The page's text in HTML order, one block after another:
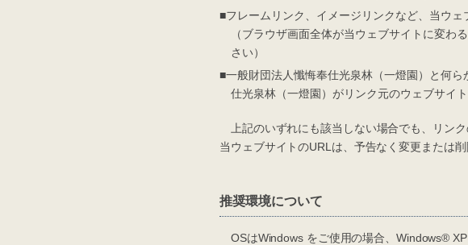
■フレームリンク、イメージリンクなど、当ウ
（ブラウザ画面全体が当ウェブサイトに変
さい）
■一般財団法人懺悔奉仕光泉林（一燈園）と何
仕光泉林（一燈園）がリンク元のウェブサイ
上記のいずれにも該当しない場合でも、リン
当ウェブサイトのURLは、予告なく変更または
推奨環境について
OSはWindows をご使用の場合、Windows®